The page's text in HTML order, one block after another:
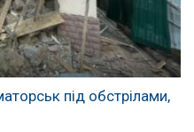
під обстрілами,